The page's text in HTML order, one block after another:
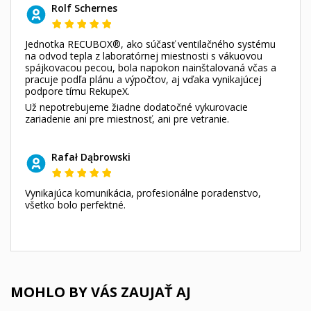
Rolf Schernes
Jednotka RECUBOX®, ako súčasť ventilačného systému
na odvod tepla z laboratórnej miestnosti s vákuovou
spájkovacou pecou, bola napokon nainštalovaná včas a
pracuje podľa plánu a výpočtov, aj vďaka vynikajúcej
podpore tímu RekupeX.
Už nepotrebujeme žiadne dodatočné vykurovacie
zariadenie ani pre miestnosť, ani pre vetranie.
Rafał Dąbrowski
Vynikajúca komunikácia, profesionálne poradenstvo,
všetko bolo perfektné.
MOHLO BY VÁS ZAUJAŤ AJ